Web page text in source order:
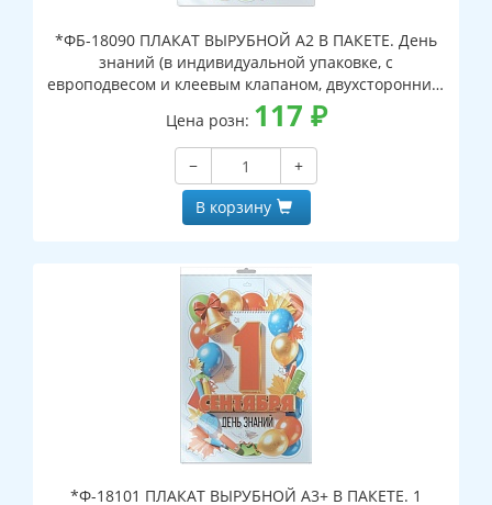
*ФБ-18090 ПЛАКАТ ВЫРУБНОЙ А2 В ПАКЕТЕ. День
знаний (в индивидуальной упаковке, с
европодвесом и клеевым клапаном, двухсторонний,
ВД-лак)
Цена розн: 117 ₽
−
+
В корзину
*Ф-18101 ПЛАКАТ ВЫРУБНОЙ А3+ В ПАКЕТЕ. 1